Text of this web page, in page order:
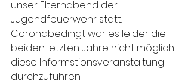
unser Elternabend der
Jugendfeuerwehr statt.
Coronabedingt war es leider die
beiden letzten Jahre nicht möglich
diese Informstionsveranstaltung
durchzuführen.